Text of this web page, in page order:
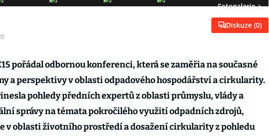
Fotogalerie
Diskuze (0)
pořádal odbornou konferenci, která se zaměřia na současné
a perspektivy v oblasti odpadového hospodářství a cirkularity.
pohledy předních expertů z oblasti průmyslu, vlády a
správy na témata pokročilého využití odpadních zdrojů,
v oblasti životního prostředí a dosažení cirkularity z pohledu